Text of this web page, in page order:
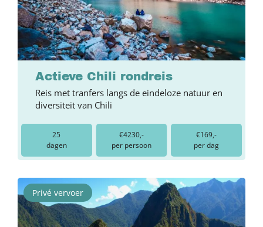
Actieve Chili rondreis
Reis met tranfers langs de eindeloze natuur en
diversiteit van Chili
25
dagen
€4230,-
per persoon
€169,-
per dag
Privé vervoer